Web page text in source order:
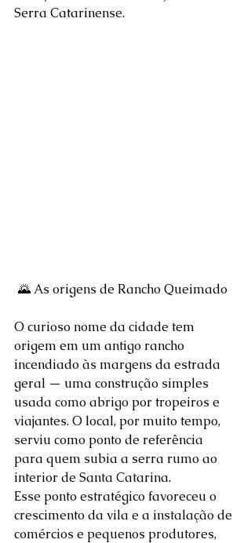
Serra Catarinense.
🌄 As origens de Rancho Queimado
O curioso nome da cidade tem
origem em um antigo rancho
incendiado às margens da estrada
geral — uma construção simples
usada como abrigo por tropeiros e
viajantes. O local, por muito tempo,
serviu como ponto de referência
para quem subia a serra rumo ao
interior de Santa Catarina.
Esse ponto estratégico favoreceu o
crescimento da vila e a instalação de
comércios e pequenos produtores,